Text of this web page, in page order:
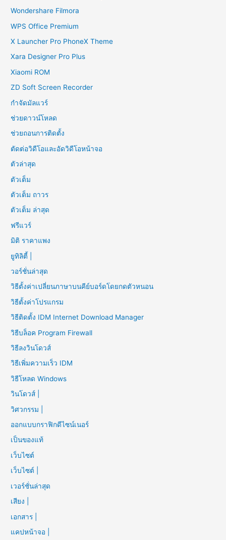
Wondershare Filmora
WPS Office Premium
X Launcher Pro PhoneX Theme
Xara Designer Pro Plus
Xiaomi ROM
ZD Soft Screen Recorder
กำจัดมัลแวร์
ช่วยดาวน์โหลด
ช่วยถอนการติดตั้ง
ตัดต่อวิดีโอและอัดวิดีโอหน้าจอ
ตัวล่าสุด
ตัวเต็ม
ตัวเต็ม ถาวร
ตัวเต็ม ล่าสุด
ฟรีแวร์
มิติ ราคาแพง
ยูทิลิตี้ |
วอร์ชั่นล่าสุด
วิธีตั้งค่าเปลี่ยนภาษาบนคีย์บอร์ดโดยกดตัวหนอน
วิธีตั้งค่าโปรแกรม
วิธีติดตั้ง IDM Internet Download Manager
วิธีบล็อค Program Firewall
วิธีลงวินโดวส์
วิธีเพิ่มความเร็ว IDM
วิธีโหลด Windows
วินโดวส์ |
วิศวกรรม |
ออกแบบกราฟิกดีไซน์เนอร์
เป็นของแท้
เว็บไซต์
เว็บไซต์ |
เวอร์ชั่นล่าสุด
เสียง |
เอกสาร |
แคปหน้าจอ |